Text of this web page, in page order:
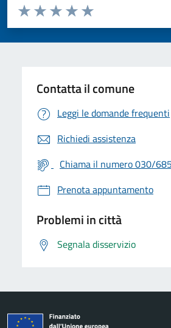
Valuta da 1 a 5 stelle la pagina
Valuta 5 stelle su 5
Valuta 4 stelle su 5
Valuta 3 stelle su 5
Valuta 2 stelle su 5
Valuta 1 stelle su 5
Contatta il comune
Leggi le domande frequenti
Richiedi assistenza
Chiama il numero 030/
Prenota appuntamento
Problemi in città
Segnala disservizio